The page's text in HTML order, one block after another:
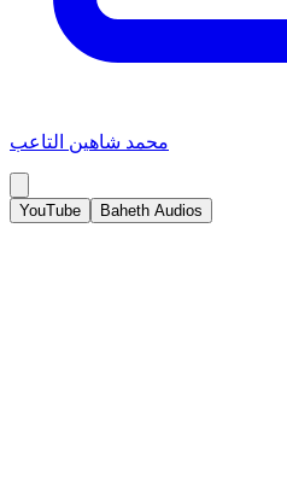
محمد شاهين التاعب
YouTube Baheth Audios